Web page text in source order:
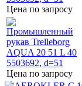
Цена по запросу
Цена по запросу